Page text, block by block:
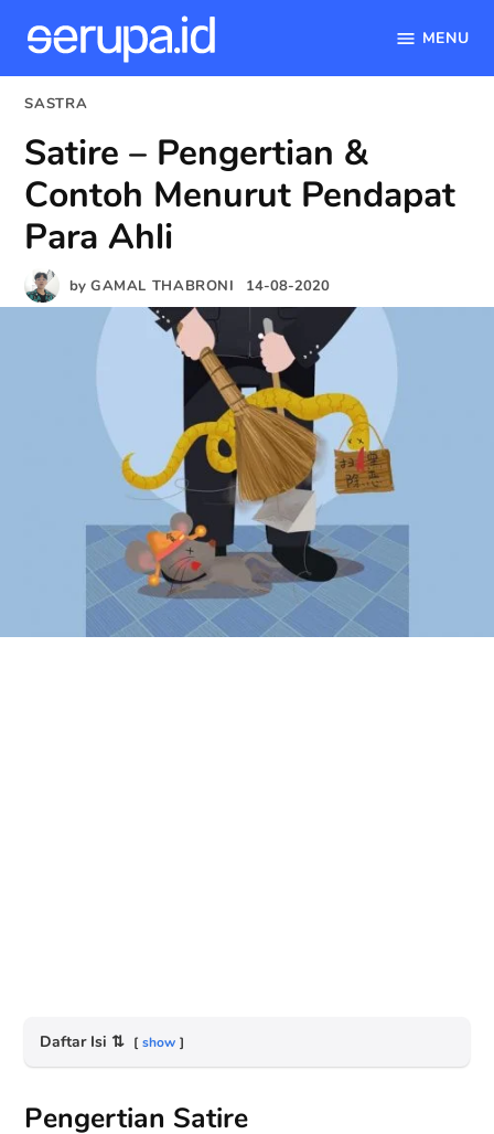
content
MENU
POSTED
SASTRA
Satire – Pengertian &
Contoh Menurut Pendapat
Para Ahli
by GAMAL THABRONI 14-08-2020
Daftar Isi ⇅ show
Pengertian Satire